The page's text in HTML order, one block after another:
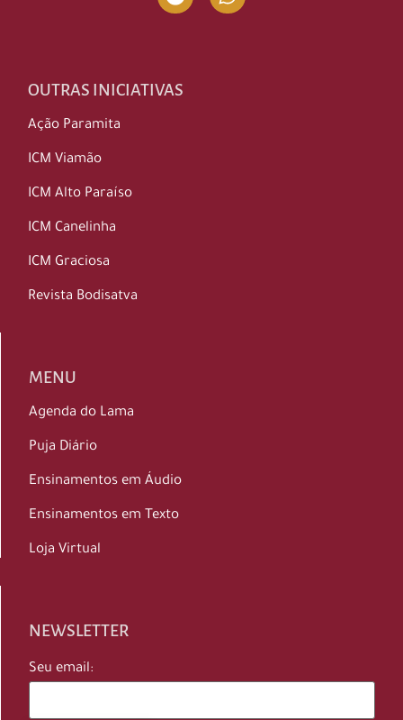
OUTRAS INICIATIVAS
Ação Paramita
ICM Viamão
ICM Alto Paraíso
ICM Canelinha
ICM Graciosa
Revista Bodisatva
MENU
Agenda do Lama
Puja Diário
Ensinamentos em Áudio
Ensinamentos em Texto
Loja Virtual
NEWSLETTER
Seu email: